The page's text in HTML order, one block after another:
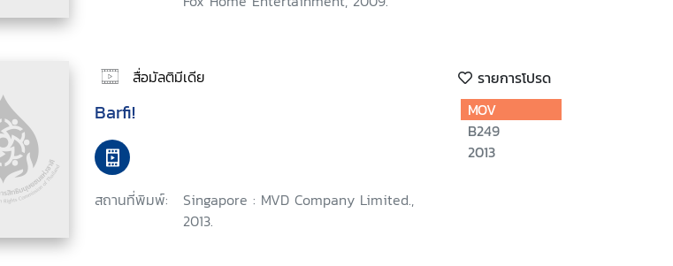
สื่อมัลติมีเดีย รายการโปรด
Barfi!
สถานที่พิมพ์:
Singapore : MVD Company Limited.,
2013.
MOV
B249
2013